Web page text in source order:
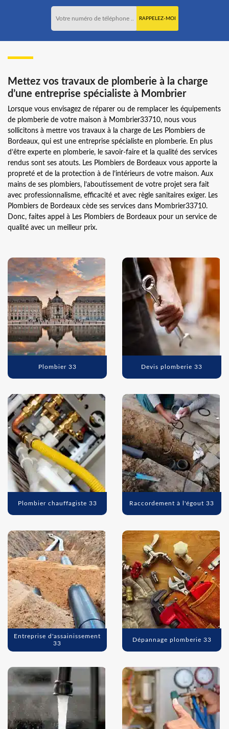
Mettez vos travaux de plomberie à la charge
d’une entreprise spécialiste à Mombrier
Lorsque vous envisagez de réparer ou de remplacer les équipements
de plomberie de votre maison à Mombrier33710, nous vous
sollicitons à mettre vos travaux à la charge de Les Plombiers de
Bordeaux, qui est une entreprise spécialiste en plomberie. En plus
d’être experte en plomberie, le savoir-faire et la qualité des services
rendus sont ses atouts. Les Plombiers de Bordeaux vous apporte la
propreté et de la protection à de l’intérieurs de votre maison. Aux
mains de ses plombiers, l’aboutissement de votre projet sera fait
avec professionnalisme, efficacité et avec règle sanitaires exiger. Les
Plombiers de Bordeaux cède ses services dans Mombrier33710.
Donc, faites appel à Les Plombiers de Bordeaux pour un service de
qualité avec un meilleur prix.
Plombier 33 Devis plomberie 33
Plombier chauffagiste 33 Raccordement à l'égout 33
Entreprise d'assainissement
33
Dépannage plomberie 33